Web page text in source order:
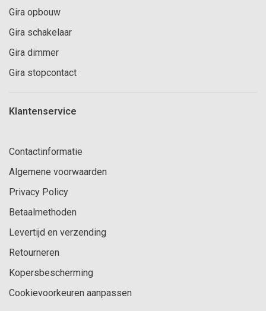
Gira opbouw
Gira schakelaar
Gira dimmer
Gira stopcontact
Klantenservice
Contactinformatie
Algemene voorwaarden
Privacy Policy
Betaalmethoden
Levertijd en verzending
Retourneren
Kopersbescherming
Cookievoorkeuren aanpassen